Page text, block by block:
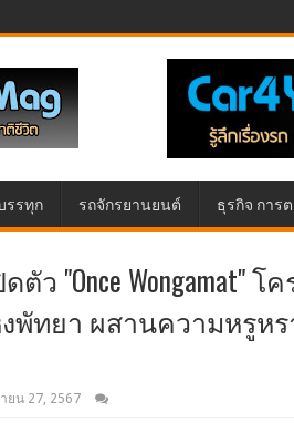
รรทุก รถจักรยานยนต์ ธุรกิจ การ
ปิดตัว "Once
พัทยา ผสานความหรูห
ยน 27, 2567